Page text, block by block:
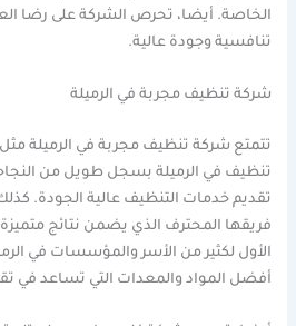
الخاصة. أيضا، تحرص الشركة على رضا
تنافسية وجودة عالية.
شركة تنظيف مجربة في الرميلة
تتمتع شركة تنظيف مجربة في الرميلة
تنظيف في الرميلة بسجل طويل من
تقديم خدمات التنظيف عالية الجودة.
فريقها المحترف الذي يضمن نتائج
الأول لكثير من الأسر والمؤسسات في
أفضل المواد والمعدات التي تساعد في